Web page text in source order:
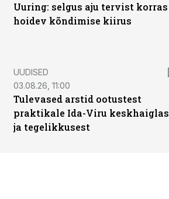
Uuring: selgus aju tervist korras
hoidev kõndimise kiirus
UUDISED
03.08.26, 11:00
Tulevased arstid ootustest
praktikale Ida-Viru keskhaiglas
ja tegelikkusest